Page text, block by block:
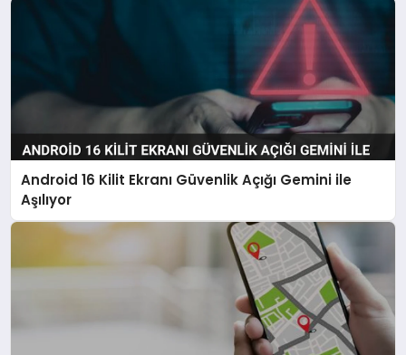
Android 16 Kilit Ekranı Güvenlik Açığı Gemini ile
Aşılıyor